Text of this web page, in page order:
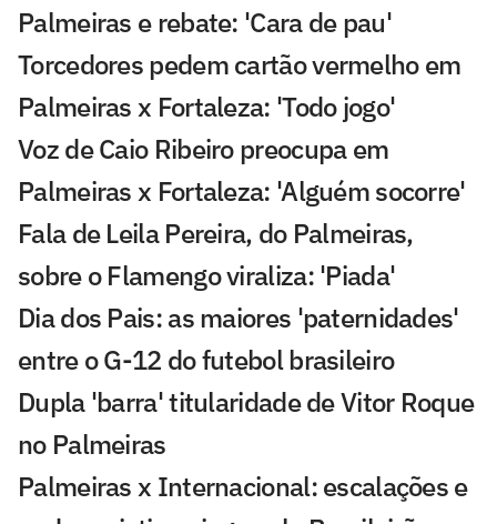
Palmeiras e rebate: 'Cara de pau'
Torcedores pedem cartão vermelho em
Palmeiras x Fortaleza: 'Todo jogo'
Voz de Caio Ribeiro preocupa em
Palmeiras x Fortaleza: 'Alguém socorre'
Fala de Leila Pereira, do Palmeiras,
sobre o Flamengo viraliza: 'Piada'
Dia dos Pais: as maiores 'paternidades'
entre o G-12 do futebol brasileiro
Dupla 'barra' titularidade de Vitor Roque
no Palmeiras
Palmeiras x Internacional: escalações e